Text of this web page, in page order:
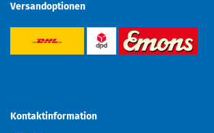
Versandoptionen
Kontaktinformation